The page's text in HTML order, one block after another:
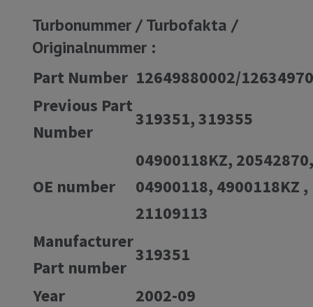
Turbonummer / Turbofakta /
Originalnummer :
Part Number 12649880002/
Previous Part
Number
319351, 319355
OE number
04900118KZ, 20542870,
04900118, 4900118KZ ,
21109113
Manufacturer
Part number
319351
Year
2002-09